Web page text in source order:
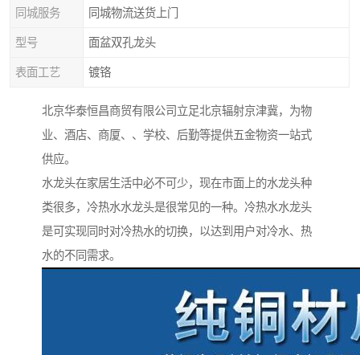
同城服务 同城物流送货上门
型号 面盆双孔龙头
表面工艺 镀铬
北京华泰恒昌商贸有限公司立足北京辐射京津冀，为物
业、酒店、商厦、、学校、后勤等提供五金物资一站式
供应。
水龙头在家居生活中必不可少，现在市面上的水龙头种
类很多，冷热水水龙头是很常见的一种。冷热水水龙头
是可实现同时对冷热水的切换，以达到用户对冷水、热
水的不同需求。